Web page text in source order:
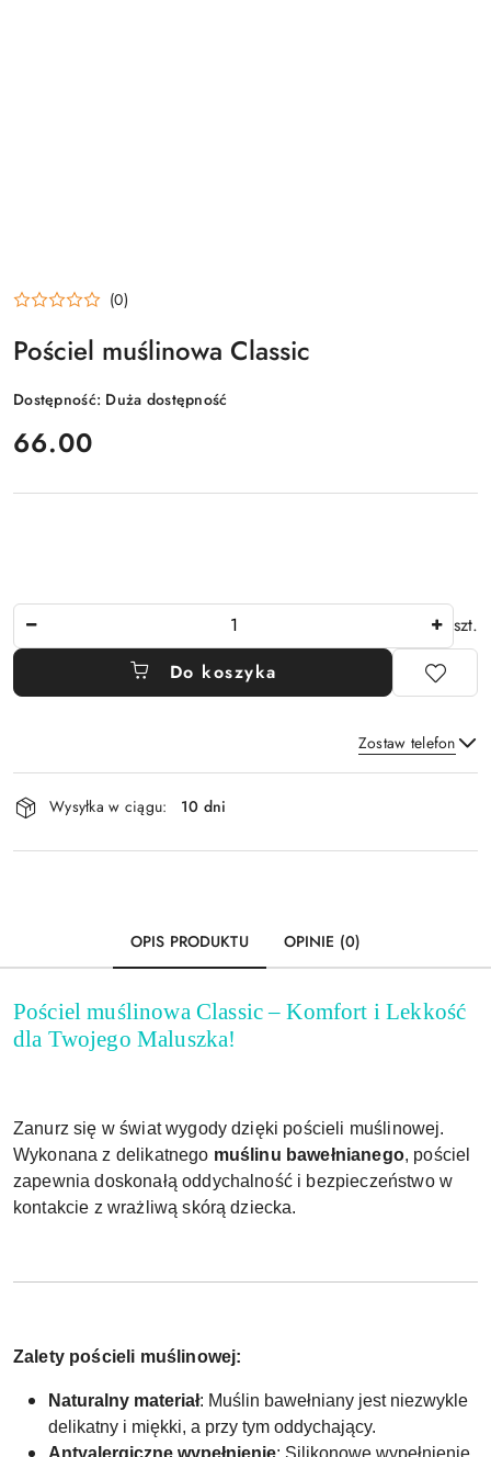
(0)
Pościel muślinowa Classic
Dostępność: Duża dostępność
cena:
66.00
szt.
Do koszyka
Zostaw telefon
Dostępność
i
dostawa
Wysyłka w ciągu: 10 dni
OPIS PRODUKTU OPINIE (0)
Pościel muślinowa Classic – Komfort i Lekkość
dla Twojego Maluszka!
Zanurz się w świat wygody dzięki pościeli muślinowej.
Wykonana z delikatnego muślinu bawełnianego, pościel
zapewnia doskonałą oddychalność i bezpieczeństwo w
kontakcie z wrażliwą skórą dziecka.
Zalety pościeli muślinowej:
Naturalny materiał: Muślin bawełniany jest niezwykle
delikatny i miękki, a przy tym oddychający.
Antyalergiczne wypełnienie: Silikonowe wypełnienie